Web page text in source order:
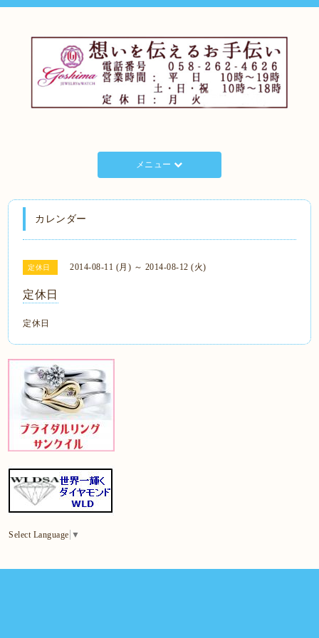
メニュー
カレンダー
定休日 2014-08-11 (月) ～ 2014-08-12 (火)
定休日
定休日
Select Language ▼